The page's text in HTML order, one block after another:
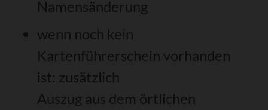
Namensänderung
wenn noch kein
Kartenführerschein vorhanden
ist: zusätzlich
Auszug aus dem örtlichen